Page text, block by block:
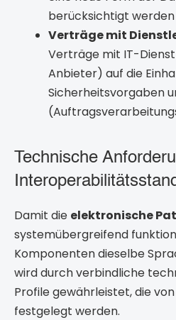
berücksichtigt werden
Verträge mit
Verträge mit IT-
Anbieter) auf die
Sicherheitsvorgaben
Technische
Damit die elektronische
systemübergreifend
Komponenten dieselbe
wird durch verbindliche
Profile gewährleistet, die
festgelegt werden.